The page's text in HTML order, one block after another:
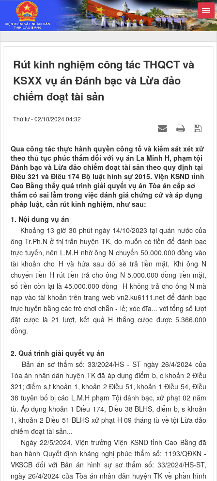
Rút kinh nghiệm công tác THQCT và
KSXX vụ án Đánh bạc và Lừa đảo
chiếm đoạt tài sản
Thứ tư - 02/10/2024 04:32
Qua công tác thực hành quyền công tố và kiểm sát xét xử
theo thủ tục phúc thẩm đối với vụ án La Minh H, phạm tội
Đánh bạc và Lừa đảo chiếm đoạt tài sản theo quy định tại
Điều 321 và Điều 174 Bộ luật hình sự 2015. Viện KSND tỉnh
Cao Bằng thấy quá trình giải quyết vụ án Tòa án cấp sơ
thẩm có sai lầm trong việc đánh giá chứng cứ và áp dụng
pháp luật, cần rút kinh nghiệm, như sau:
1. Nội dung vụ án
Khoảng 13 giờ 30 phút ngày 14/10/2023 tại quán nước của
ông Tr.Ph.N ở thị trấn huyện TK, do muốn có tiền để đánh bạc
trực tuyến, nên L.M.H nhờ ông N chuyển 50.000.000 đồng vào
tài khoản cho H và hứa sau đó sẽ trả tiền mặt. Khi ông N
chuyển tiền H rút tiền trả cho ông N 5.000.000 đồng tiền mặt,
số tiền còn lại là 45.000.000 đồng H không trả cho ông N mà
nạp vào tài khoản trên trang web vn2.ku6111.net để đánh bạc
trực tuyến bằng các trò chơi chẵn - lẻ; xóc đĩa... với tổng số lượt
đặt cược là 21 lượt, kết quả H thắng cược được 5.366.000
đồng.
2. Quá trình giải quyết vụ án
Bản án sơ thẩm số: 33/2024/HS - ST ngày 26/4/2024 của
Tòa án nhân dân huyện TK đã áp dụng điểm b, c khoản 2 Điều
321; điểm s,t khoản 1, khoản 2 Điều 51, khoản 1 Điều 54, Điều
38 tuyên bố bị cáo L.M.H phạm Tội đánh bạc, xử phạt 02 năm
tù. Áp dụng khoản 1 Điều 174, Điều 38 BLHS, điểm b, s khoản
1, khoản 2 Điều 51 BLHS xử phạt H 09 tháng tù về tội Lừa đảo
chiếm đoạt tài sản...
Ngày 22/5/2024, Viện trưởng Viện KSND tỉnh Cao Bằng đã
ban hành Quyết định kháng nghị phúc thẩm số: 1193/QĐKN -
VKSCB đối với Bản án hình sự sơ thẩm số: 33/2024/HS-ST,
ngày 26/4/2024 của Tòa án nhân dân huyện TK về phần hình